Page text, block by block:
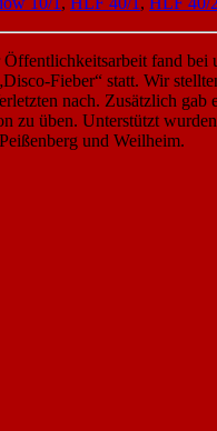
fand bei
Fieber“ statt. Wir
nach. Zusätzlich gab
zu üben. Unterstützt
und Weilheim.